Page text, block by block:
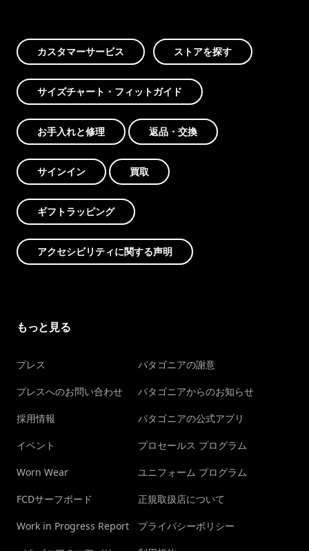
カスタマーサービス ストアを探す
サイズチャート・フィットガイド
お手入れと修理 返品・交換
サインイン 買取
ギフトラッピング
アクセシビリティに関する声明
もっと見る
プレス
プレスへのお問い合わせ
採用情報
イベント
Worn Wear
FCDサーフボード
Work in Progress Report
パタゴニアの謝意
パタゴニアからのお知らせ
パタゴニアの公式アプリ
プロセールス プログラム
ユニフォーム プログラム
正規取扱店について
プライバシーポリシー